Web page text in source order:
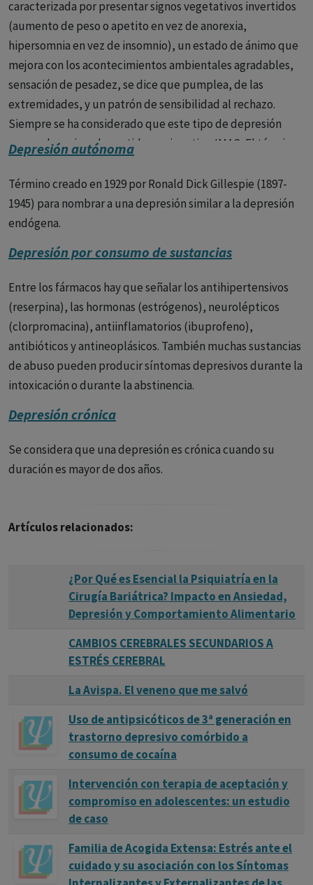
TratamientoEl tratamiento de la depresión
generalmente incluye una combinación de medicamentos
y terapia.
Medicamentos:Los antidepresivos pueden ayudar a
mejorar el estado de ánimo y aliviar los síntomas de la
depresión.
Terapia:La terapia puede ayudar a las personas con
habilidades para la vida y mejorar su calidad de vida.
Pronóstico
pueden recuperarse con tratamiento. Sin embargo, la
depresión puede ser una enfermedad recurrente, y
algunas personas pueden experimentar síntomas durante
toda su vida.
Si usted o alguien que conoce tiene síntomas de
depresión, es importante buscar ayuda profesional de
inmediato.Aquí hay algunosconsejos
alguien con depresión:
- Hazle saber que te importa y que estás ahí para él.
- Ayúdale a seguir su tratamiento.
La depresión es una enfermedad real que puede tener un
impacto significativo en la vida de una persona. Si tú o
hay ayuda disponible.
caracterizada por presentar signos vegetativos invertidos
(aumento de peso o apetito en vez de anorexia,
hipersomnia en vez de insomnio), un estado de ánimo que
mejora con los acontecimientos ambientales agradables,
sensación de pesadez, se dice que pumplea, de las
extremidades, y un patrón de sensibilidad al rechazo.
Siempre se ha considerado que este tipo de depresión
responde mejor a los antidepresivos tipo IMAO. El término
Eric Douglas West y P.J. Rally distinguiendo a un grupo de
depresiones que respondían a la iproniacida.
Depresión autónoma
Término creado en 1929 por Ronald Dick Gillespie (1897-
1945) para nombrar a una depresión similar a la depresión
endógena.
Depresión por consumo de sustancias
Entre los fármacos hay que señalar los antihipertensivos
(reserpina), las hormonas (estrógenos), neurolépticos
(clorpromacina), antiinflamatorios (ibuprofeno),
antibióticos y antineoplásicos. También muchas sustancias
de abuso pueden producir síntomas depresivos durante la
intoxicación o durante la abstinencia.
Depresión crónica
Se considera que una depresión es crónica cuando su
duración es mayor de dos años.
Artículos relacionados:
¿Por Qué es Esencial la Psiquiatría en la
Cirugía Bariátrica? Impacto en Ansiedad,
Depresión y Comportamiento Alimentario
CAMBIOS CEREBRALES SECUNDARIOS A
ESTRÉS CEREBRAL
La Avispa. El veneno que me salvó
Uso de antipsicóticos de 3ª generación en
trastorno depresivo comórbido a
consumo de cocaína
Intervención con terapia de aceptación y
compromiso en adolescentes: un estudio
de caso
Familia de Acogida Extensa: Estrés ante el
cuidado y su asociación con los Síntomas